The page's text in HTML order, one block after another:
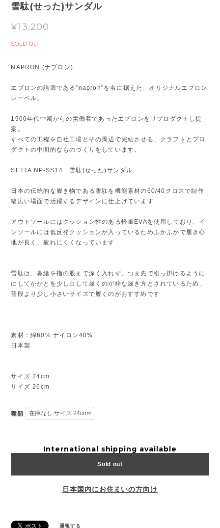
雪駄(せった)サンダル
¥13,200
SOLD OUT
NAPRON (ナプロン)
エプロンの語源である”napron”を名に据えた、オリジナルエプロン
レーベル。
1900年代中期からの労働着であったエプロンをリプロダクトし提
案。
すべての工程を自社工場とその周辺で完結させる、クラフトとプロ
ダクトの中間的なものづくりをしています。
SETTA NP-SS14 雪駄(せった)サンダル
日本の伝統的な履き物である雪駄を機能素材の60/40クロスで制作
幅広い場面で活躍するデザインに仕上げています
アウトソールにはクッション性のある軽量EVAを使用しており、イ
ンソールには低反発クッションが入っているためふかふかで履き心
地が良く、疲れにくくなっています
雪駄は、鼻緒を指の股まで深く入れず、つま先で引っ掛けるように
にしてかかとを少し出して履くのが粋な履き方とされているため、
普段より少し小さいサイズで履くのがおすすめです
素材：綿60% ナイロン40%
日本製
サイズ 24cm
サイズ 26cm
種類
International shipping available
Sold out
日本国内にお住まいの方向け
通報する